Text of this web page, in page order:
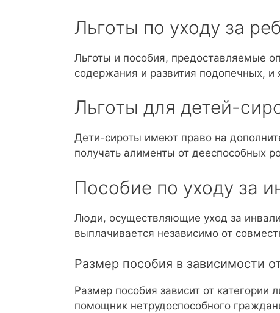
Льготы по уходу за
Льготы и пособия, предоставляемые
содержания и развития подопечных,
Льготы для детей-
Дети-сироты имеют право на
получать алименты от дееспособных
Пособие по уходу за
Люди, осуществляющие уход за
выплачивается независимо от
Размер пособия в зависимости
Размер пособия зависит от
помощник нетрудоспособного